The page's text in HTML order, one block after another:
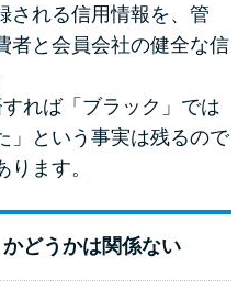
される信用情報を、管
者と会員会社の健全な信
れば「ブラック」では
」という事実は残るので
ます。
かどうかは関係ない